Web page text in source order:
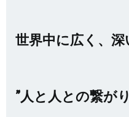
世界中に広く、深
”人と人との繋が